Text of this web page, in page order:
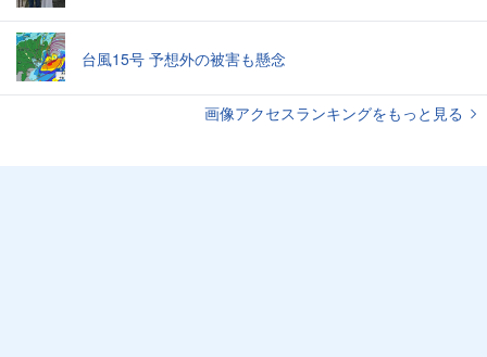
台風15号 予想外の被害も懸念
画像アクセスランキングをもっと見る